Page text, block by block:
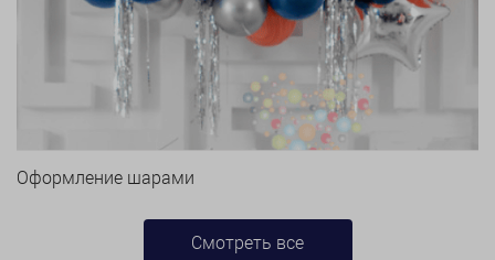
Оформление шарами
Смотреть все